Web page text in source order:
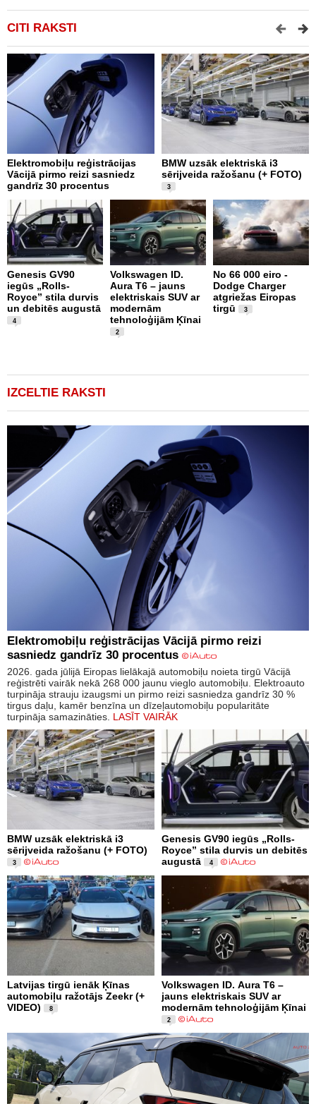
CITI RAKSTI
Elektromobiļu reģistrācijas
Vācijā pirmo reizi sasniedz
gandrīz 30 procentus
BMW uzsāk elektriskā i3
sērijveida ražošanu (+ FOTO)
3
Genesis GV90
iegūs „Rolls-
Royce” stila durvis
un debitēs augustā
4
Volkswagen ID.
Aura T6 – jauns
elektriskais SUV ar
modernām
tehnoloģijām Ķīnai
2
No 66 000 eiro -
Dodge Charger
atgriežas Eiropas
tirgū
3
IZCELTIE RAKSTI
Elektromobiļu reģistrācijas Vācijā pirmo reizi
sasniedz gandrīz 30 procentus
2026. gada jūlijā Eiropas lielākajā automobiļu noieta tirgū Vācijā
reģistrēti vairāk nekā 268 000 jaunu vieglo automobiļu. Elektroauto
turpināja strauju izaugsmi un pirmo reizi sasniedza gandrīz 30 %
tirgus daļu, kamēr benzīna un dīzeļautomobiļu popularitāte
turpināja samazināties. LASĪT VAIRĀK
BMW uzsāk elektriskā i3
sērijveida ražošanu (+ FOTO)
3
Genesis GV90 iegūs „Rolls-
Royce” stila durvis un debitēs
augustā
4
Latvijas tirgū ienāk Ķīnas
automobiļu ražotājs Zeekr (+
VIDEO)
8
Volkswagen ID. Aura T6 –
jauns elektriskais SUV ar
modernām tehnoloģijām Ķīnai
2